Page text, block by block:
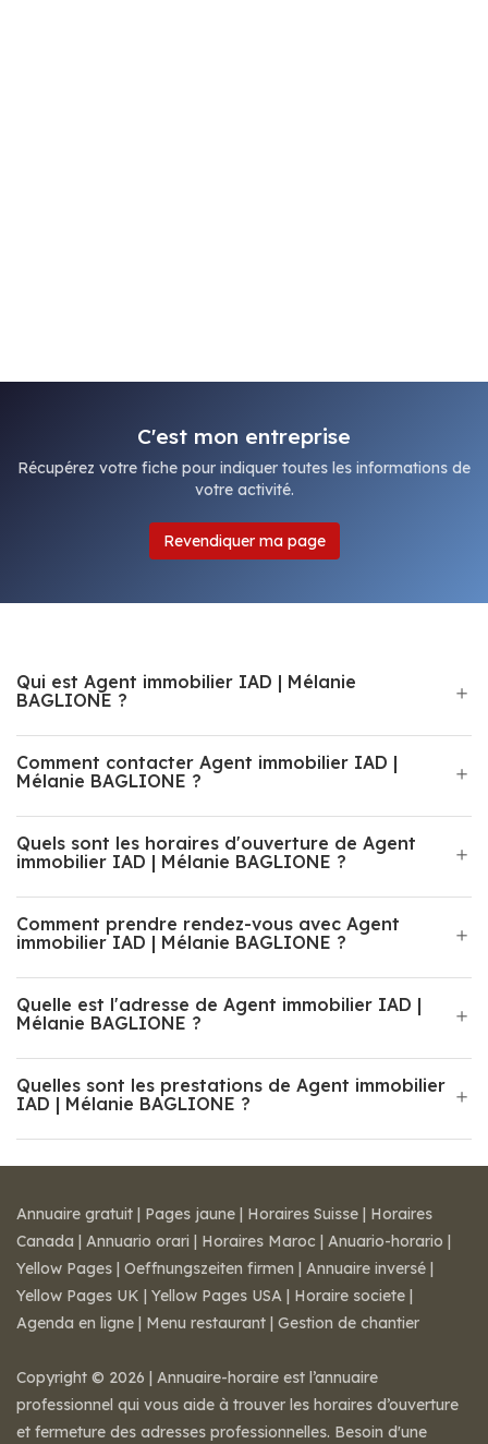
C'est mon entreprise
Récupérez votre fiche pour indiquer toutes les informations de
votre activité.
Revendiquer ma page
Qui est Agent immobilier IAD | Mélanie
BAGLIONE ?
Comment contacter Agent immobilier IAD |
Mélanie BAGLIONE ?
Quels sont les horaires d'ouverture de Agent
immobilier IAD | Mélanie BAGLIONE ?
Comment prendre rendez-vous avec Agent
immobilier IAD | Mélanie BAGLIONE ?
Quelle est l'adresse de Agent immobilier IAD |
Mélanie BAGLIONE ?
Quelles sont les prestations de Agent immobilier
IAD | Mélanie BAGLIONE ?
Annuaire gratuit | Pages jaune | Horaires Suisse | Horaires
Canada | Annuario orari | Horaires Maroc | Anuario-horario |
Yellow Pages | Oeffnungszeiten firmen | Annuaire inversé |
Yellow Pages UK | Yellow Pages USA | Horaire societe |
Agenda en ligne | Menu restaurant | Gestion de chantier
Copyright © 2026 | Annuaire-horaire est l’annuaire
professionnel qui vous aide à trouver les horaires d’ouverture
et fermeture des adresses professionnelles. Besoin d'une